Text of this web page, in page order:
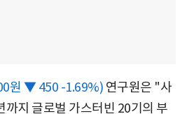
원 ▼ 450 -1.69%) 연구원은 "사
지 글로벌 가스터빈 20기의 부